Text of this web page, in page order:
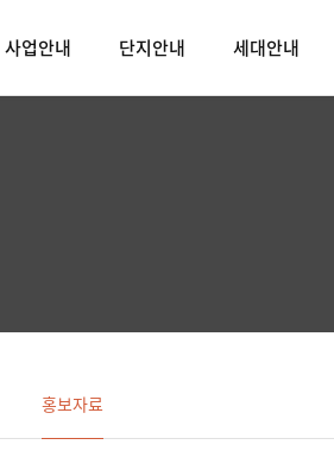
사업안내 단지안내 세대안내
홍보자료